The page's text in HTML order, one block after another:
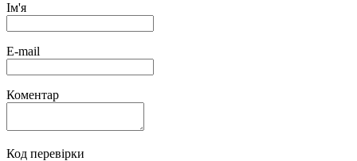
Ім'я
E-mail
Коментар
Код перевірки